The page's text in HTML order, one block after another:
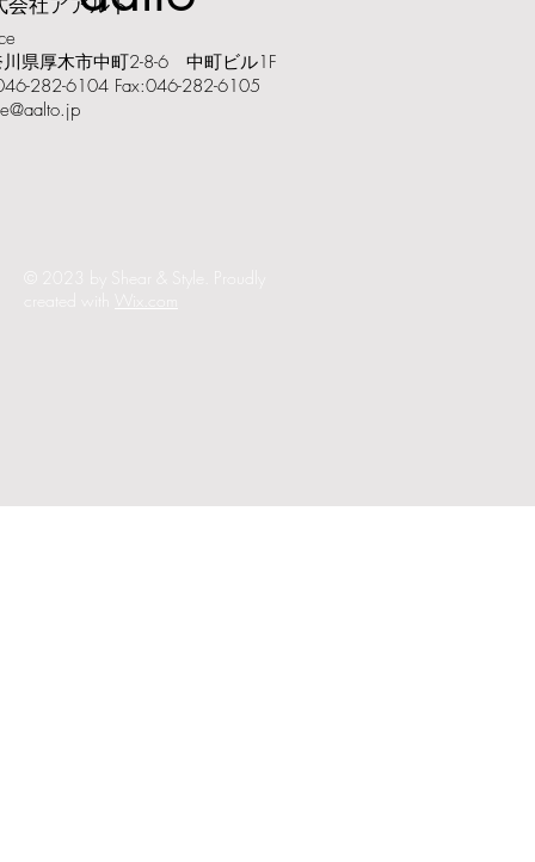
県厚木市中町2-8-6 中町ビル1F
282-6104 Fax:046-282-6105